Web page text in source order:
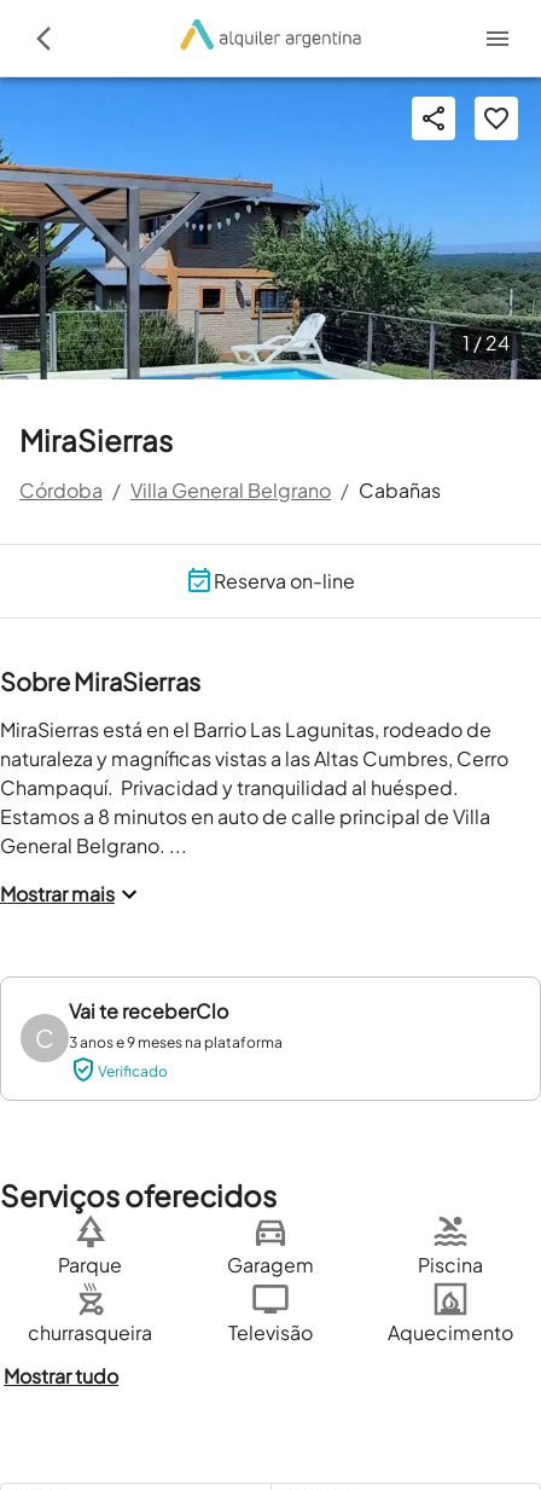
MiraSierras
Córdoba / Villa General Belgrano / Cabañas
1 /24
Reserva on-line
Sobre MiraSierras
MiraSierras está en el Barrio Las Lagunitas, rodeado de
naturaleza y magníficas vistas a las Altas Cumbres, Cerro
Champaquí.  Privacidad y tranquilidad al huésped.
Estamos a 8 minutos en auto de calle principal de Villa
General Belgrano. ...
Mostrar mais
C
Vai te receberClo
3 anos e 9 meses na plataforma
Verificado
Serviços oferecidos
Parque Garagem Piscina
churrasqueira Televisão
Aquecimento
Mostrar tudo